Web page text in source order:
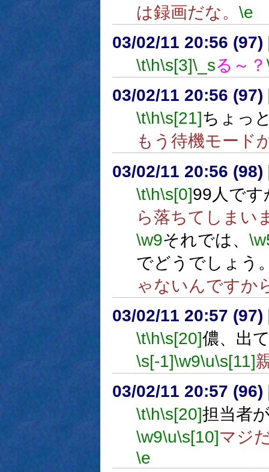
は録画だな。 \e
03/02/11 20:56 (97)
\t\h\s[3]\_sる～？
03/02/11 20:56 (97)
\t\h\s[21]ちょっ
もう待機モード
03/02/11 20:56 (98)
\t\h\s[0]99人で
ら落ちてしまい
\w9それでは、
でどうでしょう
ゃないんですか
03/02/11 20:57 (97)
\t\h\s[20]儂、出
\s[-1]\w9\u\s[11]
03/02/11 20:57 (96)
\t\h\s[20]担当者
\w9\u\s[10]マジ
\e